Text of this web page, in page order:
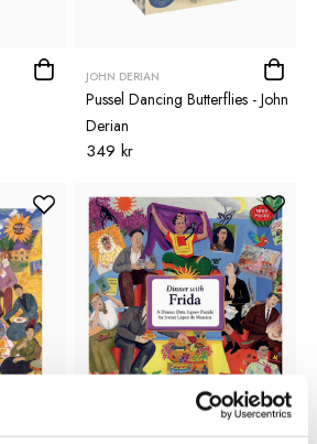
JOHN DERIAN
Pussel Dancing Butterflies - John
Derian
349 kr
NEW MAGS